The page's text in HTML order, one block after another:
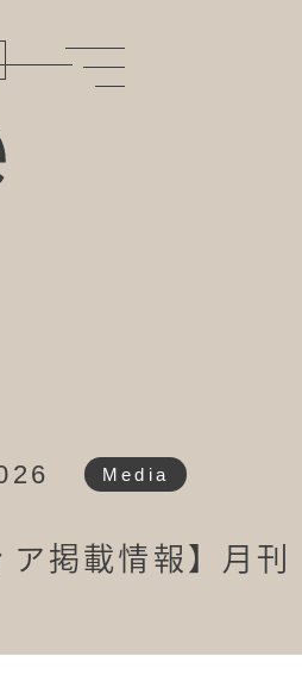
Media
ア掲載情報】月